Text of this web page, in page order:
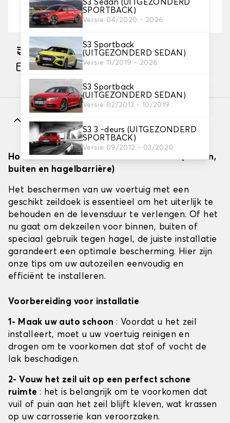
S3 Sedan (UITGEZONDERD
SPORTBACK)
Versie 04/2020 - 2026
S3 Sportback
(UITGEZONDERD SEDAN)
Versie 11/2019 - 2026
S3 Sportback
(UITGEZONDERD SEDAN)
Versie 02/2013 - 10/2019
S3 3 -deurs (UITGEZONDERD
SPORTBACK)
Versie 09/2012 - 03/2020
2. Beschermingsniveau
Kies de juiste beschermhoes voor uw behoeftes
Geschatte gratis levering naar 18-08-2026
Betaling in 3x gratis, vanaf €60 aankoop.
Kenmerken
Hoe autodekzeilen effectief installeren (binnen,
buiten en hagelbarrière)
Het beschermen van uw voertuig met een
geschikt zeildoek is essentieel om het uiterlijk te
behouden en de levensduur te verlengen. Of het
nu gaat om dekzeilen voor binnen, buiten of
speciaal gebruik tegen hagel, de juiste installatie
garandeert een optimale bescherming. Hier zijn
onze tips om uw autozeilen eenvoudig en
efficiënt te installeren.
Voorbereiding voor installatie
1- Maak uw auto schoon: Voordat u het zeil
installeert, moet u uw voertuig reinigen en
drogen om te voorkomen dat stof of vocht de
lak beschadigen.
2- Vouw het zeil uit op een perfect schone
ruimte : het is belangrijk om te voorkomen dat
vuil of puin aan het zeil blijft kleven, wat krassen
op uw carrosserie kan veroorzaken.